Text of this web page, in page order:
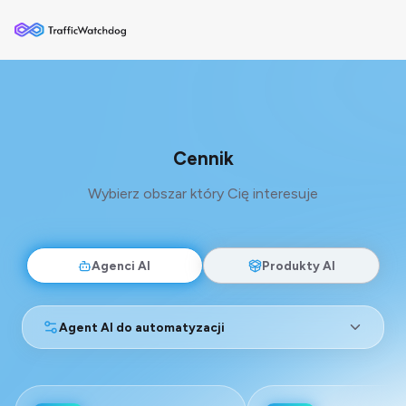
Cennik
Wybierz obszar który Cię interesuje
Agenci AI Produkty AI
Agent AI do automatyzacji